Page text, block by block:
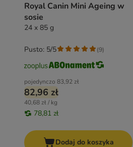
Royal Canin Mini Ageing w
sosie
24 x 85 g
pojedynczo 83,92 zł
82,96 zł
40,68 zł / kg
78,81 zł
Pusto: 5/5 (9)
Dodaj do koszyka